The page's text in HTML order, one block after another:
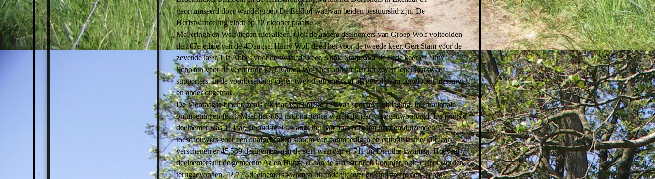
georganiseerd door wandelgroep De Eekhof waarvan beiden bestuurslid zijn. De
Herfstwandeling vindt op 12 oktober plaats.
Meijeringh en Wolf liepen niet alleen. Ook de andere deelnemers van Groep Wolf voltooiden
de 107e editie van de 4Daagse. Harry Wolf deed het voor de tweede keer, Gert Stam voor de
zevende keer, Lia Abbes voor de twaalfde keer, Annie Stam voor de elfde keer en Diny
Scholten voor de veertiende keer. Groep Wolf bestond dit jaar uit zeven lopers en twee
supporters. In de voorbereiding vielen twee deelnemers af als gevolg van opgelopen blessures
en ander ongemak.
De Vierdaagse bracht, zoals elk jaar, een unieke mix van sportieve uitdaging, internationale
ontmoeting en feest. Maar liefst 82 nationaliteiten waren dit jaar vertegenwoordigd. De jongste
deelnemer was 11 jaar, de oudste 94. Langs het parcours zorgden honderdduizenden
toeschouwers voor een onafgebroken stroom van aanmoedigen en enthousiasme. Dit jaar
verschenen er 45.539 deelnemers aan de start waarvan er 711 uit Drenthe kwamen. Hoeveel
deelnemers uit de gemeente Aa en Hunze er aan de start stonden kon niet in de cijfers worden
teruggevonden. 42.777 deelnemers kwamen uiteindelijk over de eindstreep, een record.